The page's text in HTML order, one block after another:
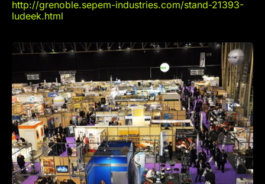
http://grenoble.sepem-industries.com/stand-21393-
ludeek.html​